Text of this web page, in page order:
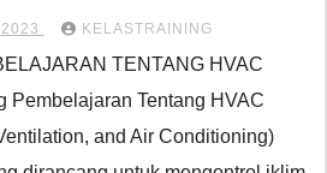
KELASTRAINING
TENTANG HVAC
Pembelajaran Tentang HVAC
and Air Conditioning)